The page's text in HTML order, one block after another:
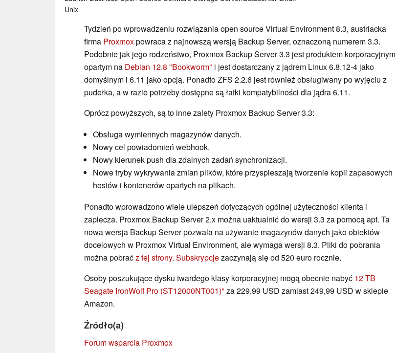
Unix
Tydzień po wprowadzeniu rozwiązania open source Virtual Environment 8.3, austriacka
firma Proxmoxpowraca z najnowszą wersją Backup Server, oznaczoną numerem 3.3.
Podobnie jak jego rodzeństwo, Proxmox Backup Server 3.3 jest produktem korporacyjnym
opartym na Debian 12.8 "Bookworm" i jest dostarczany z jądrem Linux 6.8.12-4 jako
domyślnym i 6.11 jako opcją. Ponadto ZFS 2.2.6 jest również obsługiwany po wyjęciu z
pudełka, a w razie potrzeby dostępne są łatki kompatybilności dla jądra 6.11.
Oprócz powyższych, są to inne zalety Proxmox Backup Server 3.3:
Obsługa wymiennych magazynów danych.
Nowy cel powiadomień webhook.
Nowy kierunek push dla zdalnych zadań synchronizacji.
Nowe tryby wykrywania zmian plików, które przyspieszają tworzenie kopii zapasowych
hostów i kontenerów opartych na plikach.
Ponadto wprowadzono wiele ulepszeń dotyczących ogólnej użyteczności klienta i
zaplecza. Proxmox Backup Server 2.x można uaktualnić do wersji 3.3 za pomocą apt. Ta
nowa wersja Backup Server pozwala na używanie magazynów danych jako obiektów
docelowych w Proxmox Virtual Environment, ale wymaga wersji 8.3. Pliki do pobrania
można pobraćz tej strony. Subskrypcjezaczynają się od 520 euro rocznie.
Osoby poszukujące dysku twardego klasy korporacyjnej mogą obecnie nabyć 12 TB
Seagate IronWolf Pro (ST12000NT001) za 229,99 USD zamiast 249,99 USD w sklepie
Amazon.
Źródło(a)
Forum wsparcia Proxmox